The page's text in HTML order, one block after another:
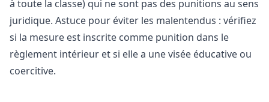
à toute la classe) qui ne sont pas des punitions au sens
juridique. Astuce pour éviter les malentendus : vérifiez
si la mesure est inscrite comme punition dans le
règlement intérieur et si elle a une visée éducative ou
coercitive.